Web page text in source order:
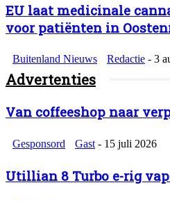
EU laat medicinale
voor patiënten in
Buitenland Nieuws Redactie - 3
Advertenties
Van coffeeshop naar
Gesponsord Gast - 15 juli 2026
Utillian 8 Turbo e-rig